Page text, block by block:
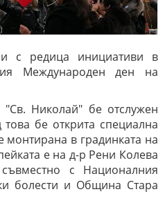
с редица инициативи в
Международен ден на
"Св. Николай" бе отслужен
бе открита специална
монтирана в градинката на
е на д-р Рени Колева
с Националния
болести и Община Стара